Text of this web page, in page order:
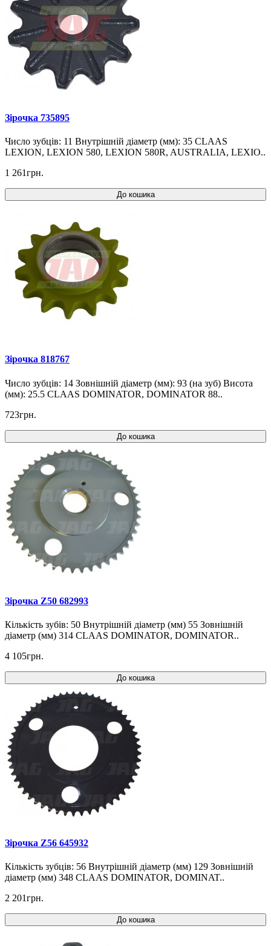
Зірочка 735895
Число зубців: 11 Внутрішній діаметр (мм): 35 CLAAS
LEXION, LEXION 580, LEXION 580R, AUSTRALIA, LEXIO..
1 261грн.
До кошика
Зірочка 818767
Число зубців: 14 Зовнішній діаметр (мм): 93 (на зуб) Висота
(мм): 25.5 CLAAS DOMINATOR, DOMINATOR 88..
723грн.
До кошика
Зірочка Z50 682993
Кількість зубів: 50 Внутрішній діаметр (мм) 55 Зовнішній
діаметр (мм) 314 CLAAS DOMINATOR, DOMINATOR..
4 105грн.
До кошика
Зірочка Z56 645932
Кількість зубців: 56 Внутрішній діаметр (мм) 129 Зовнішній
діаметр (мм) 348 CLAAS DOMINATOR, DOMINAT..
2 201грн.
До кошика